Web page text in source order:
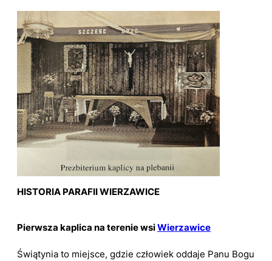
HISTORIA PARAFII WIERZAWICE
Pierwsza kaplica na terenie wsiWierzawice
Świątynia to miejsce, gdzie człowiek oddaje Panu Bogu